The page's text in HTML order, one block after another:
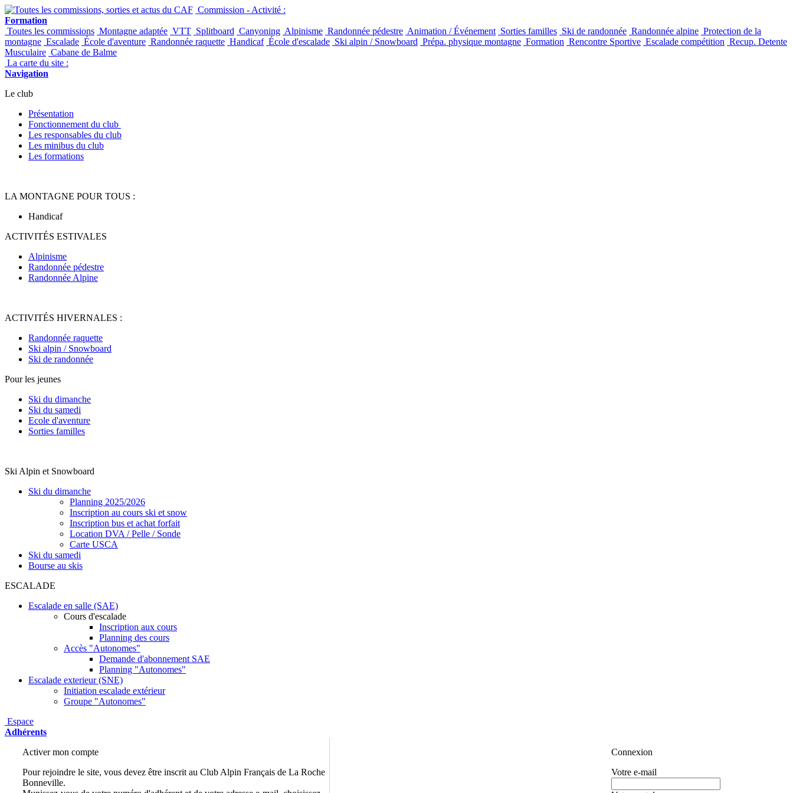
Commission - Activité :
Formation
Toutes les commissions Montagne adaptée VTT Splitboard Canyoning Alpinisme Randonnée pédestre Animation / Événement Sorties familles Ski de randonnée Randonnée alpine Protection de la
montagne Escalade École d'aventure Randonnée raquette Handicaf École d'escalade Ski alpin / Snowboard Prépa. physique montagne Formation Rencontre Sportive Escalade compétition Recup. Detente
Musculaire Cabane de Balme
La carte du site :
Navigation
Le club
Présentation
Fonctionnement du club
Les responsables du club
Les minibus du club
Les formations
LA MONTAGNE POUR TOUS :
Handicaf
ACTIVITÉS ESTIVALES
Alpinisme
Randonnée pédestre
Randonnée Alpine
ACTIVITÉS HIVERNALES :
Randonnée raquette
Ski alpin / Snowboard
Ski de randonnée
Pour les jeunes
Ski du dimanche
Ski du samedi
Ecole d'aventure
Sorties familles
Ski Alpin et Snowboard
Ski du dimanche
Planning 2025/2026
Inscription au cours ski et snow
Inscription bus et achat forfait
Location DVA / Pelle / Sonde
Carte USCA
Ski du samedi
Bourse au skis
ESCALADE
Escalade en salle (SAE)
Cours d'escalade
Inscription aux cours
Planning des cours
Accès "Autonomes"
Demande d'abonnement SAE
Planning "Autonomes"
Escalade exterieur (SNE)
Initiation escalade extérieur
Groupe "Autonomes"
Espace
Adhérents
Activer mon compte
Pour rejoindre le site, vous devez être inscrit au Club Alpin Français de La Roche
Bonneville.
Connexion
Votre e-mail
Panneau de gestion des cookies